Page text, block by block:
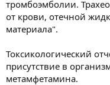
тромбоэмболии.
от крови, отечной
материала".
Токсикологический
присутствие в
метамфетамина.